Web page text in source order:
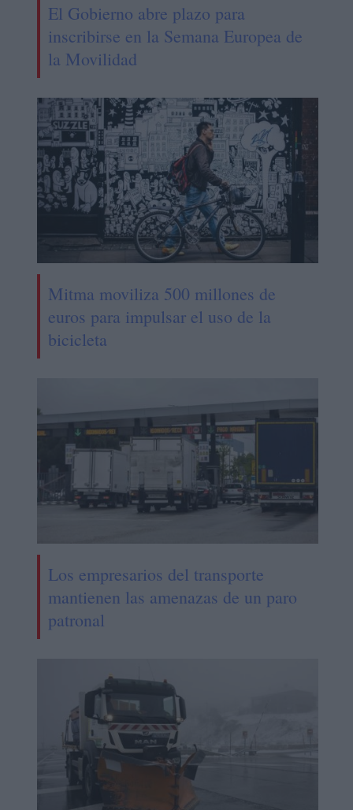
El Gobierno abre plazo para
inscribirse en la Semana Europea de
la Movilidad
Mitma moviliza 500 millones de
euros para impulsar el uso de la
bicicleta
Los empresarios del transporte
mantienen las amenazas de un paro
patronal